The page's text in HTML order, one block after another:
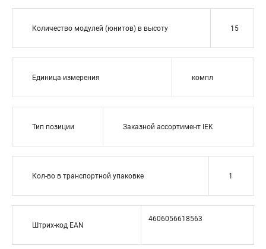
Количество модулей (юнитов) в высоту 15
Единица измерения компл
Тип позиции Заказной ассортимент IEK
Кол-во в транспортной упаковке 1
Штрих-код EAN
4606056618563